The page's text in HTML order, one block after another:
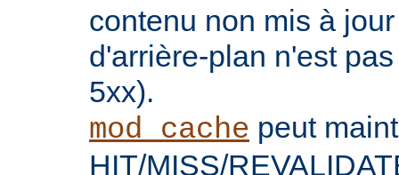
contenu non mis à
d'arrière-plan n'est
5xx).
mod_cache peut
HIT/MISS/